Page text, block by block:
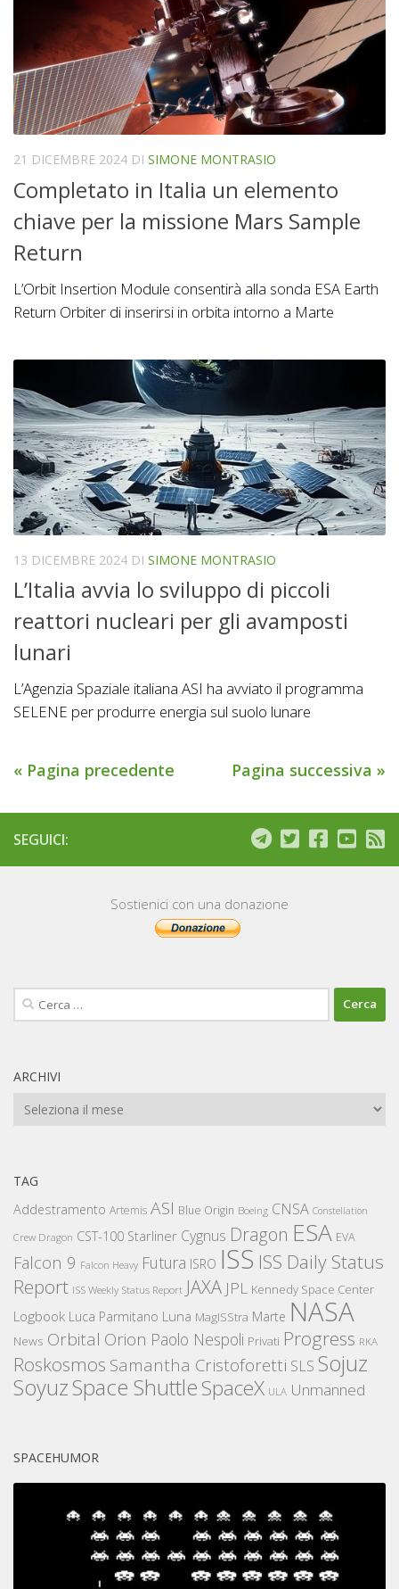
21 DICEMBRE 2024 DI SIMONE MONTRASIO
Completato in Italia un elemento
chiave per la missione Mars Sample
Return
L’Orbit Insertion Module consentirà alla sonda ESA Earth
Return Orbiter di inserirsi in orbita intorno a Marte
13 DICEMBRE 2024 DI SIMONE MONTRASIO
L’Italia avvia lo sviluppo di piccoli
reattori nucleari per gli avamposti
lunari
L’Agenzia Spaziale italiana ASI ha avviato il programma
SELENE per produrre energia sul suolo lunare
« Pagina precedente Pagina successiva »
SEGUICI:
Sostienici con una donazione
Ricerca
per:
ARCHIVI
Archivi
TAG
Addestramento Artemis ASI Blue Origin Boeing CNSA Constellation
Crew Dragon CST-100 Starliner Cygnus Dragon ESA EVA
Falcon 9 Falcon Heavy Futura ISRO ISS ISS Daily Status
Report ISS Weekly Status Report JAXA JPL Kennedy Space Center
Logbook Luca Parmitano Luna MagISStra Marte NASA
News Orbital Orion Paolo Nespoli Privati Progress RKA
Roskosmos Samantha Cristoforetti SLS Sojuz
SoyuzSpace ShuttleSpaceX ULA Unmanned
SPACEHUMOR